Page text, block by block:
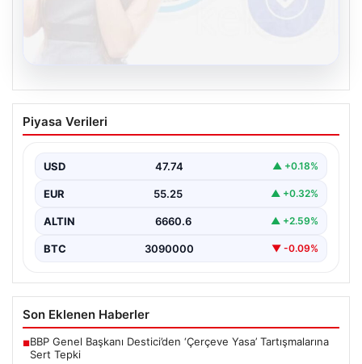
Kelebek.Org İle Çevrim içi İletişimin
Sertifikalı Adresi Ve Muhabbet
Sanal ortamında insanların kaliteli bir biçimde bağlantı
birçok…
Piyasa Verileri
USD 47.74 ▲ +0.18%
EUR 55.25 ▲ +0.32%
ALTIN 6660.6 ▲ +2.59%
BTC 3090000 ▼ -0.09%
Son Eklenen Haberler
■BBP Genel Başkanı Destici’den ‘Çerçeve Yasa’ Tartışmalarına
Sert Tepki